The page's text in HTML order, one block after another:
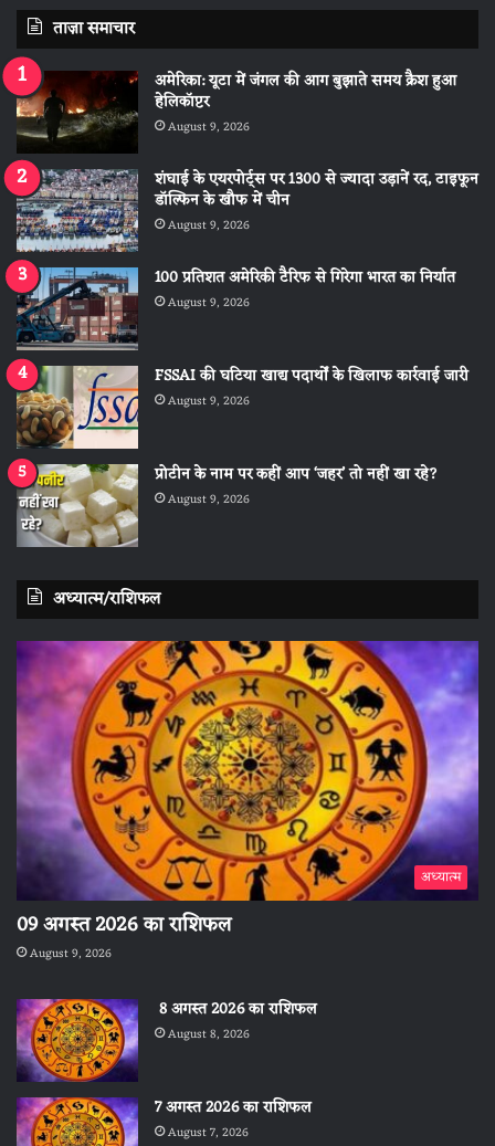
ताज़ा समाचार
अमेरिका: यूटा में जंगल की आग बुझाते समय क्रैश हुआ
हेलिकॉप्टर
August 9, 2026
शंघाई के एयरपोर्ट्स पर 1300 से ज्यादा उड़ानें रद, टाइफून
डॉल्फिन के खौफ में चीन
August 9, 2026
100 प्रतिशत अमेरिकी टैरिफ से गिरेगा भारत का निर्यात
August 9, 2026
FSSAI की घटिया खाद्य पदार्थों के खिलाफ कार्रवाई जारी
August 9, 2026
प्रोटीन के नाम पर कहीं आप ‘जहर’ तो नहीं खा रहे?
August 9, 2026
अध्यात्म/राशिफल
अध्यात्म
09 अगस्त 2026 का राशिफल
August 9, 2026
8 अगस्त 2026 का राशिफल
August 8, 2026
7 अगस्त 2026 का राशिफल
August 7, 2026